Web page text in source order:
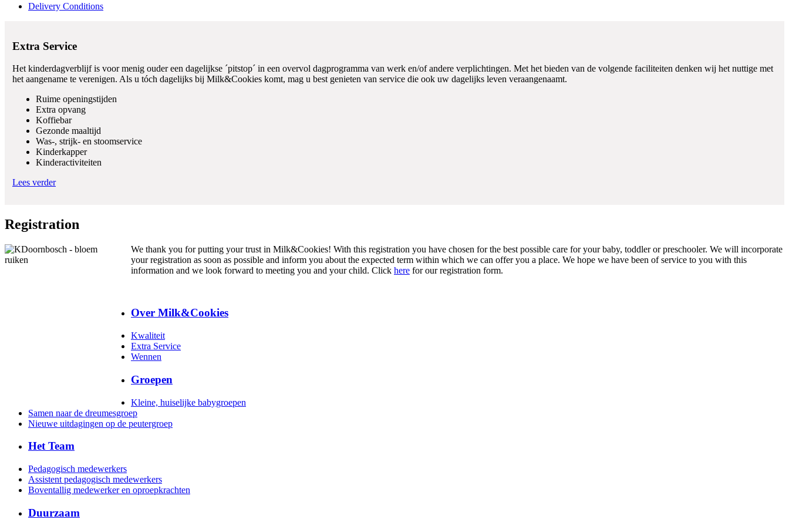
Delivery Conditions
Extra Service
Het kinderdagverblijf is voor menig ouder een dagelijkse ´pitstop´ in een overvol dagprogramma van werk en/of andere verplichtingen. Met het bieden van de volgende faciliteiten denken wij het nuttige met
het aangename te verenigen. Als u tóch dagelijks bij Milk&Cookies komt, mag u best genieten van service die ook uw dagelijks leven veraangenaamt.
Ruime openingstijden
Extra opvang
Koffiebar
Gezonde maaltijd
Was-, strijk- en stoomservice
Kinderkapper
Kinderactiviteiten
Lees verder
Registration
We thank you for putting your trust in Milk&Cookies! With this registration you have chosen for the best possible care for your baby, toddler or preschooler. We will incorporate
your registration as soon as possible and inform you about the expected term within which we can offer you a place. We hope we have been of service to you with this
information and we look forward to meeting you and your child. Click here for our registration form.
Over Milk&Cookies
Kwaliteit
Extra Service
Wennen
Groepen
Kleine, huiselijke babygroepen
Samen naar de dreumesgroep
Nieuwe uitdagingen op de peutergroep
Het Team
Pedagogisch medewerkers
Assistent pedagogisch medewerkers
Boventallig medewerker en oproepkrachten
Duurzaam